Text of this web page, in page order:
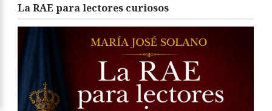
La RAE para lectores curiosos